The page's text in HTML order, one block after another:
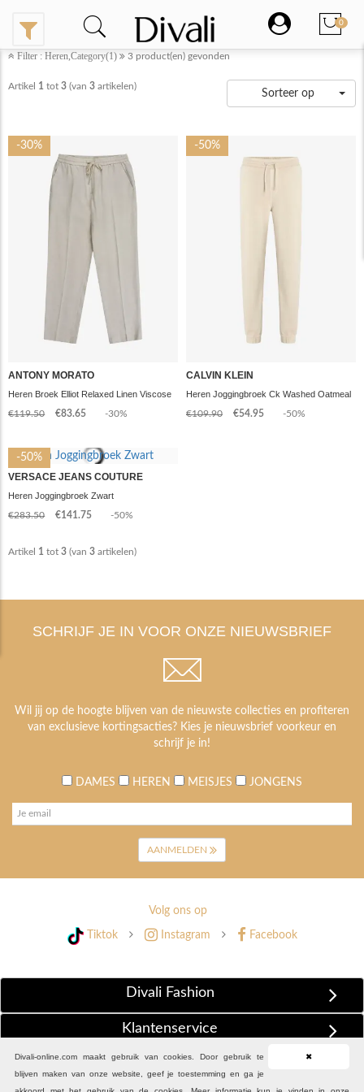
0
Filter : Heren,Category(1) 3 product(en) gevonden
Artikel 1 tot 3 (van 3 artikelen)
Sorteer op
-30%
ANTONY MORATO
Heren Broek Elliot Relaxed Linen Viscose
€119.50
€83.65 -30%
-50%
CALVIN KLEIN
Heren Joggingbroek Ck Washed Oatmeal
€109.90
€54.95 -50%
-50%
VERSACE JEANS COUTURE
Heren Joggingbroek Zwart
€283.50
€141.75 -50%
Artikel 1 tot 3 (van 3 artikelen)
SCHRIJF JE IN VOOR ONZE NIEUWSBRIEF
Wil jij op de hoogte blijven van de nieuwste collecties en profiteren
van exclusieve kortingsacties? Kies je nieuwsbrief voorkeur en
schrijf je in!
DAMES HEREN MEISJES JONGENS
AANMELDEN
Volg ons op
Tiktok Instagram Facebook
Divali Fashion
Klantenservice
Extra Informatie
✖
Divali-online.com maakt gebruik van cookies. Door gebruik te
blijven maken van onze website, geef je toestemming en ga je